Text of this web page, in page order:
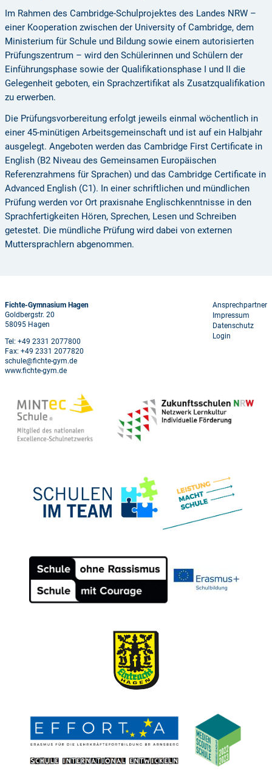
Im Rahmen des Cambridge-Schulprojektes des Landes NRW –
einer Kooperation zwischen der University of Cambridge, dem
Ministerium für Schule und Bildung sowie einem autorisierten
Prüfungszentrum – wird den Schülerinnen und Schülern der
Einführungsphase sowie der Qualifikationsphase I und II die
Gelegenheit geboten, ein Sprachzertifikat als Zusatzqualifikation
zu erwerben.
Die Prüfungsvorbereitung erfolgt jeweils einmal wöchentlich in
einer 45-minütigen Arbeitsgemeinschaft und ist auf ein Halbjahr
ausgelegt. Angeboten werden das Cambridge First Certificate in
English (B2 Niveau des Gemeinsamen Europäischen
Referenzrahmens für Sprachen) und das Cambridge Certificate in
Advanced English (C1). In einer schriftlichen und mündlichen
Prüfung werden vor Ort praxisnahe Englischkenntnisse in den
Sprachfertigkeiten Hören, Sprechen, Lesen und Schreiben
getestet. Die mündliche Prüfung wird dabei von externen
Muttersprachlern abgenommen.
Fichte-Gymnasium Hagen
Goldbergstr. 20
58095 Hagen
Tel: +49 2331 2077800
Fax: +49 2331 2077820
schule@fichte-gym.de
www.fichte-gym.de
Footer
menu
Ansprechpartner
Impressum
Datenschutz
Login